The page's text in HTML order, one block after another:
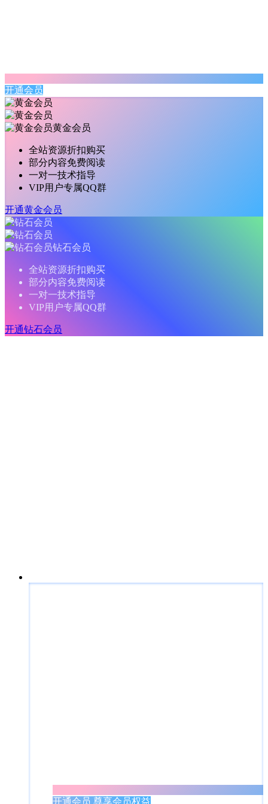
开通会员
黄金会员
全站资源折扣购买
部分内容免费阅读
一对一技术指导
VIP用户专属QQ群
开通黄金会员
钻石会员
全站资源折扣购买
部分内容免费阅读
一对一技术指导
VIP用户专属QQ群
开通钻石会员
开通会员 尊享会员权益